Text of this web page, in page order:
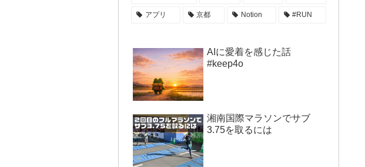
アプリ 京都 Notion #RUN
AIに愛着を感じた話
#keep4o
湘南国際マラソンでサブ
3.75を取るには